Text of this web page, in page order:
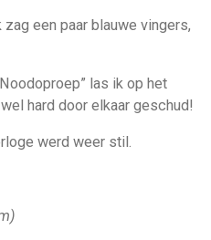
een paar blauwe vingers,
las ik op het
hard door elkaar geschud!
werd weer stil.